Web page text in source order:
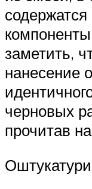
заметить,
нанесение
черновых
прочитав